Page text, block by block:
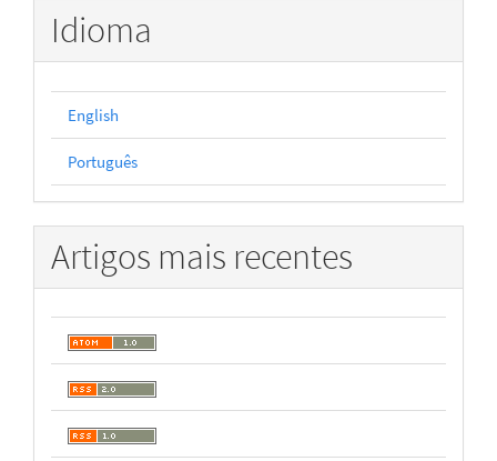
Idioma
English
Português
Artigos mais recentes